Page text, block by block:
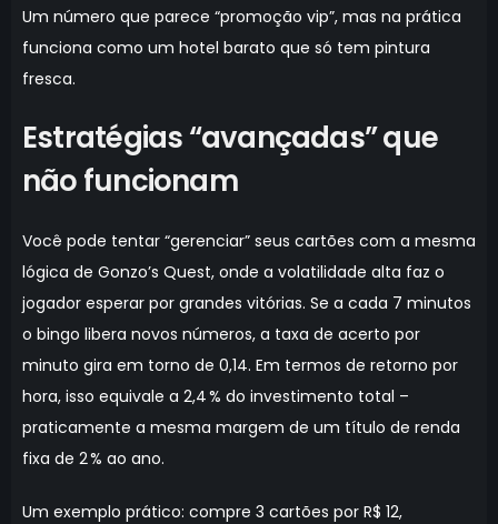
Um número que parece “promoção vip”, mas na prática
funciona como um hotel barato que só tem pintura
fresca.
Estratégias “avançadas” que
não funcionam
Você pode tentar “gerenciar” seus cartões com a mesma
lógica de Gonzo’s Quest, onde a volatilidade alta faz o
jogador esperar por grandes vitórias. Se a cada 7 minutos
o bingo libera novos números, a taxa de acerto por
minuto gira em torno de 0,14. Em termos de retorno por
hora, isso equivale a 2,4 % do investimento total –
praticamente a mesma margem de um título de renda
fixa de 2 % ao ano.
Um exemplo prático: compre 3 cartões por R$ 12,